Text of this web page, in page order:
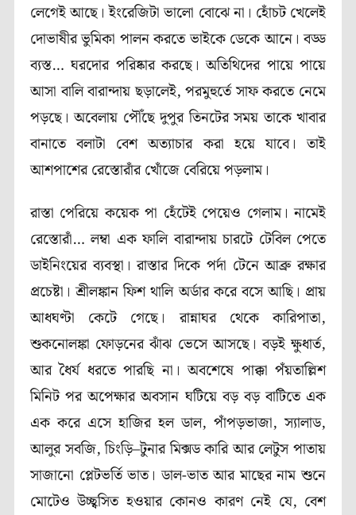
লেগেই আছে। ইংরেজিটা ভালো বোঝে না। হোঁচট খেলেই
দোভাষীর ভুমিকা পালন করতে ভাইকে ডেকে আনে। বড্ড
ব্যস্ত… ঘরদোর পরিষ্কার করছে। অতিথিদের পায়ে পায়ে
আসা বালি বারান্দায় ছড়ালেই, পরমুহুর্তে সাফ করতে নেমে
পড়ছে। অবেলায় পৌঁছে দুপুর তিনটের সময় তাকে খাবার
বানাতে বলাটা বেশ অত্যাচার করা হয়ে যাবে। তাই
আশপাশের রেস্তোরাঁর খোঁজে বেরিয়ে পড়লাম।
রাস্তা পেরিয়ে কয়েক পা হেঁটেই পেয়েও গেলাম। নামেই
রেস্তোরাঁ… লম্বা এক ফালি বারান্দায় চারটে টেবিল পেতে
ডাইনিংয়ের ব্যবস্থা। রাস্তার দিকে পর্দা টেনে আব্রু রক্ষার
প্রচেষ্টা। শ্রীলঙ্কান ফিশ থালি অর্ডার করে বসে আছি। প্রায়
আধঘণ্টা কেটে গেছে। রান্নাঘর থেকে কারিপাতা,
শুকনোলঙ্কা ফোড়নের ঝাঁঝ ভেসে আসছে। বড়ই ক্ষুধার্ত,
আর ধৈর্য ধরতে পারছি না। অবশেষে পাক্কা পঁয়তাল্লিশ
মিনিট পর অপেক্ষার অবসান ঘটিয়ে বড় বড় বাটিতে এক
এক করে এসে হাজির হল ডাল, পাঁপড়ভাজা, স্যালাড,
আলুর সবজি, চিংড়ি–টুনার মিক্সড কারি আর লেটুস পাতায়
সাজানো প্লেটভর্তি ভাত। ডাল-ভাত আর মাছের নাম শুনে
মোটেও উচ্ছ্বসিত হওয়ার কোনও কারণ নেই যে, বেশ